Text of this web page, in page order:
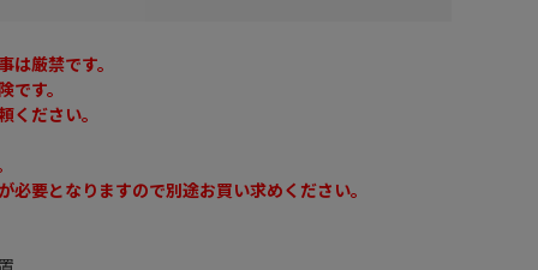
厳禁です。
す。
ください。
必要となりますので別途お買い求めください。